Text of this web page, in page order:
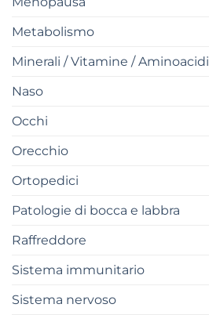
Metabolismo
Minerali / Vitamine / Aminoacidi
Naso
Occhi
Orecchio
Ortopedici
Patologie di bocca e labbra
Raffreddore
Sistema immunitario
Sistema nervoso